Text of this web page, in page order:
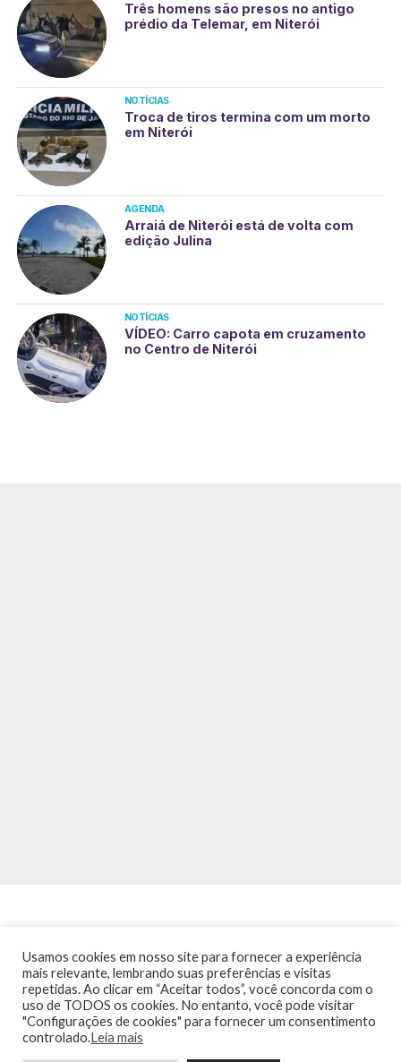
Três homens são presos no antigo
prédio da Telemar, em Niterói
NOTÍCIAS
Troca de tiros termina com um morto
em Niterói
AGENDA
Arraiá de Niterói está de volta com
edição Julina
NOTÍCIAS
VÍDEO: Carro capota em cruzamento
no Centro de Niterói
INÍCIO NOTÍCIAS AGENDA CONTATO
TRÂNSITO NA PONTE
TERMOS DE USO / POLÍTICA DE PRIVACIDADE
Usamos cookies em nosso site para fornecer a experiência
mais relevante, lembrando suas preferências e visitas
repetidas. Ao clicar em “Aceitar todos”, você concorda com o
uso de TODOS os cookies. No entanto, você pode visitar
"Configurações de cookies" para fornecer um consentimento
controlado.Leia mais